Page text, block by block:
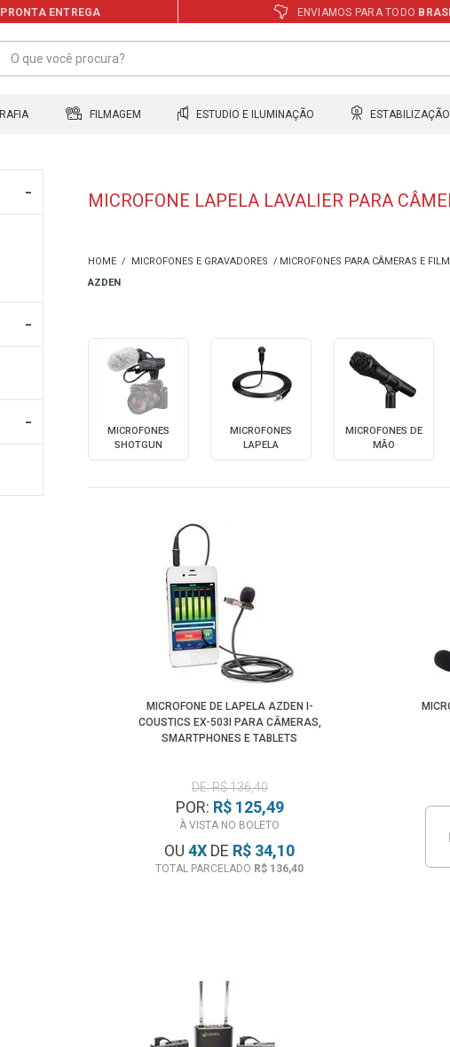
PRONTA ENTREGA ENVIAMOS PARA TODO
FILMAGEM ESTUDIO E ILUMINAÇÃO ESTABILIZAÇÃO
MICROFONE LAPELA LAVALIER PARA
MICROFONES E GRAVADORES MICROFONES PARA CÂMERAS E
AZDEN
MICROFONES
SHOTGUN
MICROFONES
LAPELA
MICROFONES DE
MÃO
MICROFONE DE LAPELA AZDEN I-
COUSTICS EX-503I PARA CÂMERAS,
SMARTPHONES E TABLETS
DE: R$ 136,40
POR: R$ 125,49
À VISTA NO BOLETO
OU4X DE R$ 34,10
TOTAL PARCELADO R$ 136,40